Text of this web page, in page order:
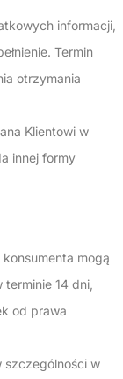
informacji,
Termin
otrzymania
Klientowi w
innej formy
mogą
14 dni,
od prawa
szczególności w